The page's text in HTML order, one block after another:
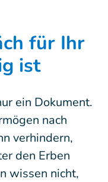
für Ihr
ist
ein Dokument.
nach
verhindern,
den Erben
wissen nicht,